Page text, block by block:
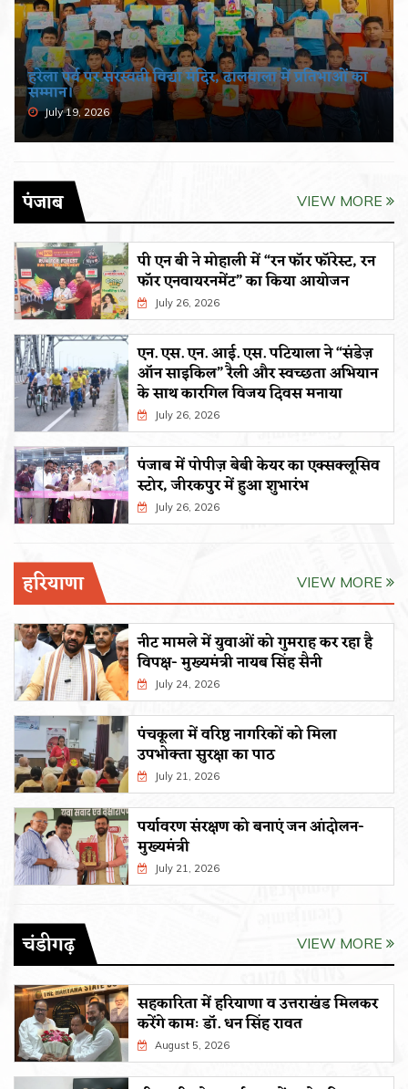
हरेला पर्व पर सरस्वती विद्या मंदिर, ढालवाला में प्रतिभाओं का
सम्मान।
July 19, 2026
पंजाब VIEW MORE
पी एन बी ने मोहाली में “रन फॉर फॉरेस्ट, रन
फॉर एनवायरनमेंट” का किया आयोजन
July 26, 2026
एन. एस. एन. आई. एस. पटियाला ने “संडेज़
ऑन साइकिल” रैली और स्वच्छता अभियान
के साथ कारगिल विजय दिवस मनाया
July 26, 2026
पंजाब में पोपीज़ बेबी केयर का एक्सक्लूसिव
स्टोर, जीरकपुर में हुआ शुभारंभ
July 26, 2026
हरियाणा VIEW MORE
नीट मामले में युवाओं को गुमराह कर रहा है
विपक्ष- मुख्यमंत्री नायब सिंह सैनी
July 24, 2026
पंचकूला में वरिष्ठ नागरिकों को मिला
उपभोक्ता सुरक्षा का पाठ
July 21, 2026
पर्यावरण संरक्षण को बनाएं जन आंदोलन-
मुख्यमंत्री
July 21, 2026
चंडीगढ़ VIEW MORE
सहकारिता में हरियाणा व उत्तराखंड मिलकर
करेंगे कामः डाॅ. धन सिंह रावत
August 5, 2026